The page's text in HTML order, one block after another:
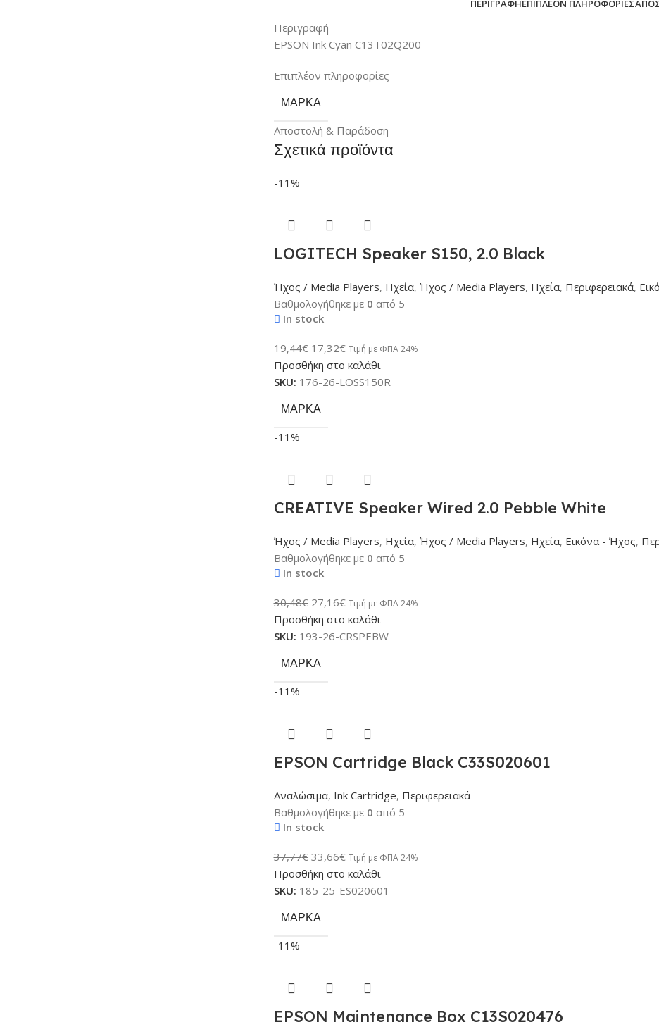
ΠΕΡΙΓΡΑΦΉΕΠΙΠΛΈΟΝ ΠΛΗΡΟΦΟΡΊΕΣ
Περιγραφή
EPSON Ink Cyan C13T02Q200
Επιπλέον πληροφορίες
ΜΆΡΚΑ
Αποστολή & Παράδοση
Σχετικά προϊόντα
-11%
LOGITECH Speaker S150, 2.0 Black
Ήχος / Media Players, Ηχεία, Ήχος / Media Players, Ηχεία, Περιφερειακά,
Βαθμολογήθηκε με 0 από 5
In stock
19,44€ 17,32€ Τιμή με ΦΠΑ 24%
Προσθήκη στο καλάθι
SKU: 176-26-LOSS150R
ΜΆΡΚΑ
-11%
CREATIVE Speaker Wired 2.0 Pebble White
Ήχος / Media Players, Ηχεία, Ήχος / Media Players, Ηχεία, Εικόνα - Ήχος,
Βαθμολογήθηκε με 0 από 5
In stock
30,48€ 27,16€ Τιμή με ΦΠΑ 24%
Προσθήκη στο καλάθι
SKU: 193-26-CRSPEBW
ΜΆΡΚΑ
-11%
EPSON Cartridge Black C33S020601
Αναλώσιμα, Ink Cartridge, Περιφερειακά
Βαθμολογήθηκε με 0 από 5
In stock
37,77€ 33,66€ Τιμή με ΦΠΑ 24%
Προσθήκη στο καλάθι
SKU: 185-25-ES020601
ΜΆΡΚΑ
-11%
EPSON Maintenance Box C13S020476